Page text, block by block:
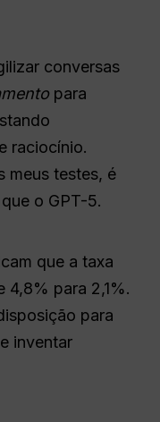
conversas
para
raciocínio.
meus testes, é
o GPT-5.
que a taxa
4,8% para 2,1%.
para
inventar